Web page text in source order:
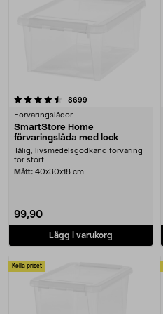
8699
Förvaringslådor
SmartStore Home
förvaringslåda med lock
Tålig, livsmedelsgodkänd förvaring
för stort ....
Mått: 40x30x18 cm
99,90
Lägg i varukorg
4.5 av 5 stjärnor
Kolla priset